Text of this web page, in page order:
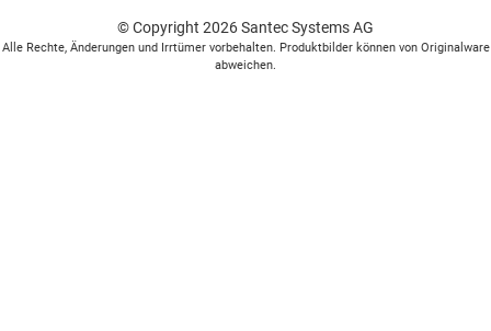
© Copyright 2026 Santec Systems AG
Alle Rechte, Änderungen und Irrtümer vorbehalten. Produktbilder können von Originalware
abweichen.